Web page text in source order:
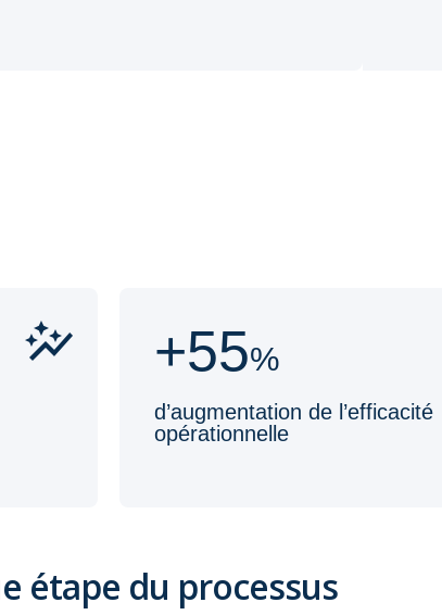
+55%
d’augmentation de l’efficacité
opérationnelle
étape du processus